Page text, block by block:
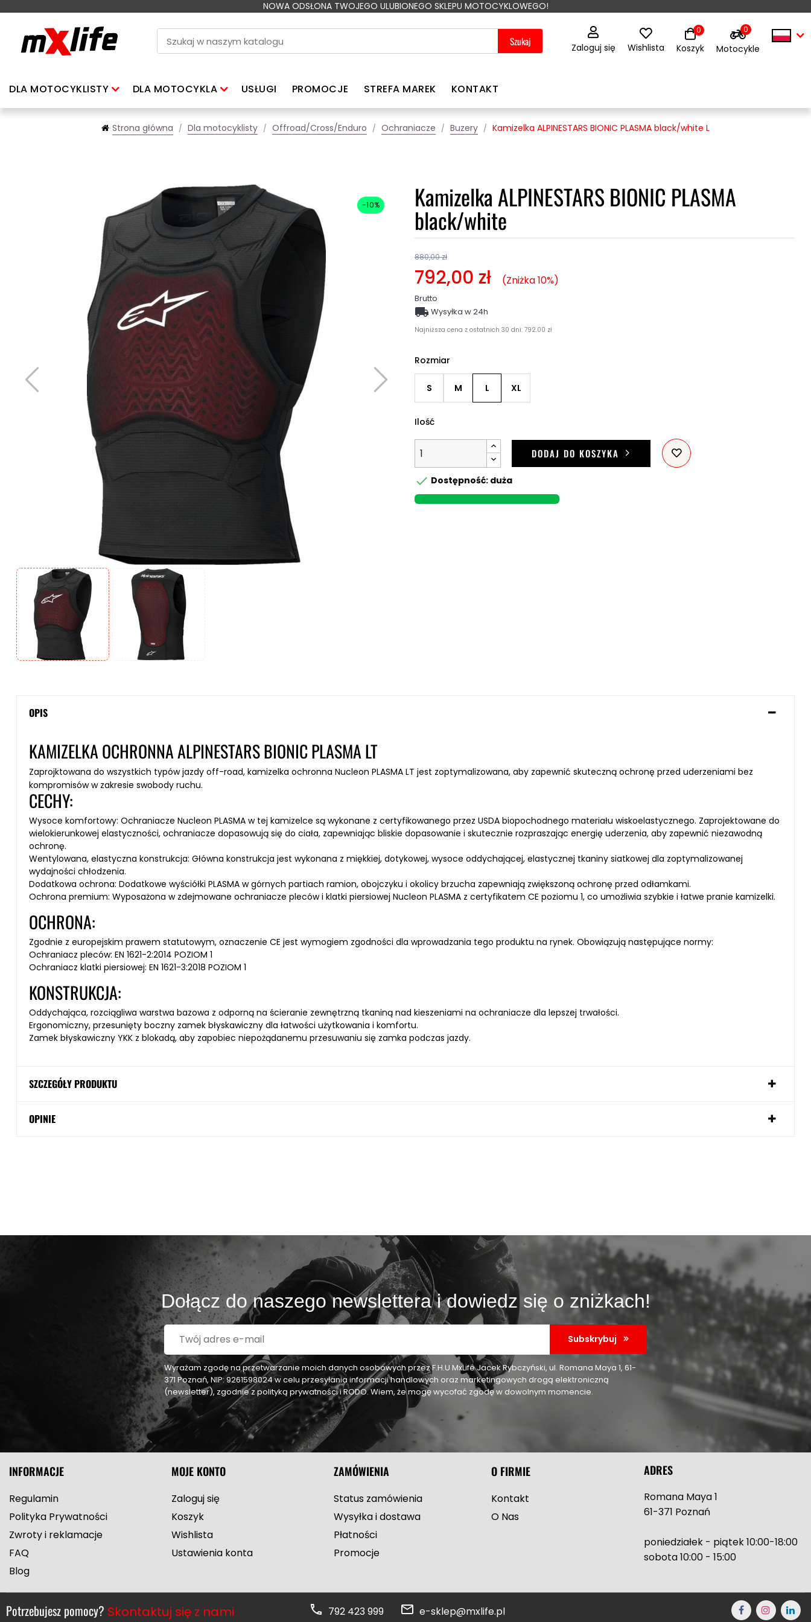
NOWA ODSŁONA TWOJEGO ULUBIONEGO SKLEPU MOTOCYKLOWEGO!
Szukaj Zaloguj się Wishlista Koszyk
0 0
Motocykle
DLA MOTOCYKLISTY DLA MOTOCYKLA USŁUGI PROMOCJE STREFA MAREK KONTAKT
Strona główna Dla motocyklisty Offroad/Cross/Enduro Ochraniacze Buzery Kamizelka ALPINESTARS BIONIC PLASMA black/white L
-10% Kamizelka ALPINESTARS BIONIC PLASMA
black/white
880,00 zł
792,00 zł Zniżka 10%
Brutto
Najniższa cena z ostatnich 30 dni: 792.00 zł
 Wysyłka w 24h
Rozmiar
S M L XL
Ilość
DODAJ DO KOSZYKA
 Dostępność: duża
OPIS
KAMIZELKA OCHRONNA ALPINESTARS BIONIC PLASMA LT
Zaprojktowana do wszystkich typów jazdy off-road, kamizelka ochronna Nucleon PLASMA LT jest zoptymalizowana, aby zapewnić skuteczną ochronę przed uderzeniami bez
kompromisów w zakresie swobody ruchu.
CECHY:
Wysoce komfortowy: Ochraniacze Nucleon PLASMA w tej kamizelce są wykonane z certyfikowanego przez USDA biopochodnego materiału wiskoelastycznego. Zaprojektowane do
wielokierunkowej elastyczności, ochraniacze dopasowują się do ciała, zapewniając bliskie dopasowanie i skutecznie rozpraszając energię uderzenia, aby zapewnić niezawodną
ochronę.
Wentylowana, elastyczna konstrukcja: Główna konstrukcja jest wykonana z miękkiej, dotykowej, wysoce oddychającej, elastycznej tkaniny siatkowej dla zoptymalizowanej
wydajności chłodzenia.
Dodatkowa ochrona: Dodatkowe wyściółki PLASMA w górnych partiach ramion, obojczyku i okolicy brzucha zapewniają zwiększoną ochronę przed odłamkami.
Ochrona premium: Wyposażona w zdejmowane ochraniacze pleców i klatki piersiowej Nucleon PLASMA z certyfikatem CE poziomu 1, co umożliwia szybkie i łatwe pranie kamizelki.
OCHRONA:
Zgodnie z europejskim prawem statutowym, oznaczenie CE jest wymogiem zgodności dla wprowadzania tego produktu na rynek. Obowiązują następujące normy:
Ochraniacz pleców: EN 1621-2:2014 POZIOM 1
Ochraniacz klatki piersiowej: EN 1621-3:2018 POZIOM 1
KONSTRUKCJA:
Oddychająca, rozciągliwa warstwa bazowa z odporną na ścieranie zewnętrzną tkaniną nad kieszeniami na ochraniacze dla lepszej trwałości.
Ergonomiczny, przesunięty boczny zamek błyskawiczny dla łatwości użytkowania i komfortu.
Zamek błyskawiczny YKK z blokadą, aby zapobiec niepożądanemu przesuwaniu się zamka podczas jazdy.
SZCZEGÓŁY PRODUKTU
OPINIE
Dołącz do naszego newslettera i dowiedz się o zniżkach!
Subskrybuj
Wyrażam zgodę na przetwarzanie moich danych osobowych przez F.H.U MxLife Jacek Rybczyński, ul. Romana Maya 1, 61-
371 Poznań, NIP: 9261598024 w celu przesyłania informacji handlowych oraz marketingowych drogą elektroniczną
(newsletter), zgodnie z polityką prywatności i RODO. Wiem, że mogę wycofać zgodę w dowolnym momencie.
INFORMACJE
Regulamin
Polityka Prywatności
Zwroty i reklamacje
FAQ
Blog
MOJE KONTO
Zaloguj się
Koszyk
Wishlista
Ustawienia konta
ZAMÓWIENIA
Status zamówienia
Wysyłka i dostawa
Płatności
Promocje
O FIRMIE
Kontakt
O Nas
ADRES
Romana Maya 1
61-371 Poznań
poniedziałek - piątek 10:00-18:00
sobota 10:00 - 15:00
Potrzebujesz pomocy? Skontaktuj się z nami 792 423 999 e-sklep@mxlife.pl